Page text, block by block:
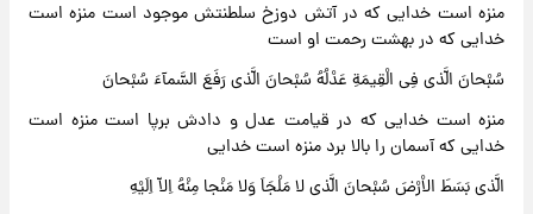
منزه است خدایی که در آتش دوزخ سلطنتش موجود است منزه است
خدایی که در بهشت رحمت او است
سُبْحانَ الَّذی فِی الْقِیمَةِ عَدْلُهُ سُبْحانَ الَّذی رَفَعَ السَّمآءَ سُبْحانَ
منزه است خدایی که در قیامت عدل و دادش برپا است منزه است
خدایی که آسمان را بالا برد منزه است خدایی
الَّذی بَسَطَ الاْرْضَ سُبْحانَ الَّذی لا مَلْجَاَ وَلا مَنْجا مِنْهُ اِلاّ اِلَیْهِ